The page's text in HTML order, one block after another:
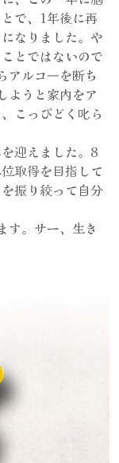
で、1年後に再
なりました。や
とではないので
アルコ―を断ち
ようと家内をア
こっぴどく叱ら
迎えました。8
取得を目指して
振り絞って自分
す。サー、生き